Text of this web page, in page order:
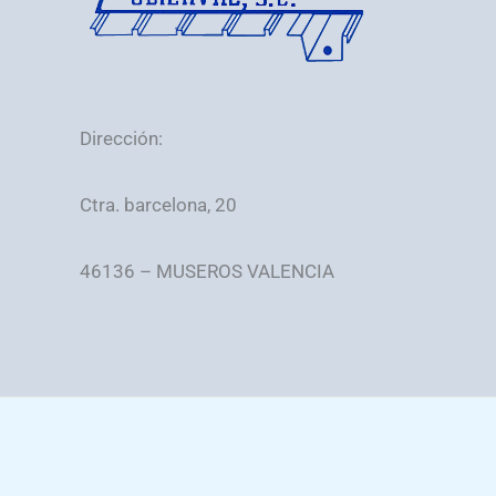
Dirección:
Ctra. barcelona, 20
46136 – MUSEROS VALENCIA